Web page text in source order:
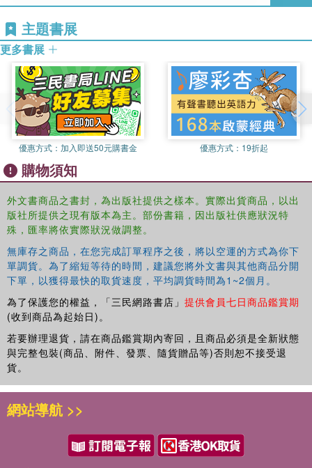
主題書展
更多書展
優惠方式： 加入即送50元購書金 優惠方式： 19折起
購物須知
外文書商品之書封，為出版社提供之樣本。實際出貨商品，以出
版社所提供之現有版本為主。部份書籍，因出版社供應狀況特
殊，匯率將依實際狀況做調整。
無庫存之商品，在您完成訂單程序之後，將以空運的方式為你下
單調貨。為了縮短等待的時間，建議您將外文書與其他商品分開
下單，以獲得最快的取貨速度，平均調貨時間為1~2個月。
為了保護您的權益，「三民網路書店」 提供會員七日商品鑑賞期
(收到商品為起始日)。
若要辦理退貨，請在商品鑑賞期內寄回，且商品必須是全新狀態
與完整包裝(商品、附件、發票、隨貨贈品等)否則恕不接受退
貨。
網站導航 >>